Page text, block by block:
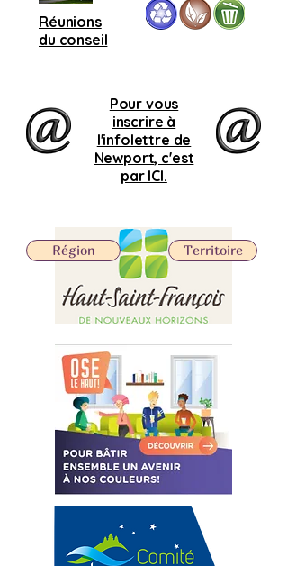
Réunions
du conseil
Pour vous
inscrire à
l'infolettre de
Newport, c'est
par ICI.
Territoire
Région